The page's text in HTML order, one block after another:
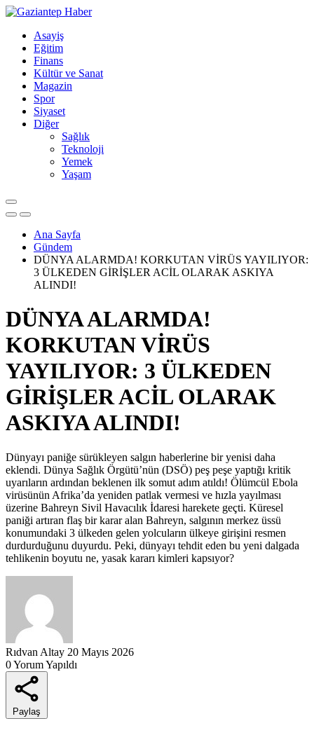
Asayiş
Eğitim
Finans
Kültür ve Sanat
Magazin
Spor
Siyaset
Diğer
Sağlık
Teknoloji
Yemek
Yaşam
Ana Sayfa
Gündem
DÜNYA ALARMDA! KORKUTAN VİRÜS YAYILIYOR:
3 ÜLKEDEN GİRİŞLER ACİL OLARAK ASKIYA
ALINDI!
DÜNYA ALARMDA!
KORKUTAN VİRÜS
YAYILIYOR: 3 ÜLKEDEN
GİRİŞLER ACİL OLARAK
ASKIYA ALINDI!
Dünyayı paniğe sürükleyen salgın haberlerine bir yenisi daha
eklendi. Dünya Sağlık Örgütü’nün (DSÖ) peş peşe yaptığı kritik
uyarıların ardından beklenen ilk somut adım atıldı! Ölümcül Ebola
virüsünün Afrika’da yeniden patlak vermesi ve hızla yayılması
üzerine Bahreyn Sivil Havacılık İdaresi harekete geçti. Küresel
paniği artıran flaş bir karar alan Bahreyn, salgının merkez üssü
konumundaki 3 ülkeden gelen yolcuların ülkeye girişini resmen
durdurduğunu duyurdu. Peki, dünyayı tehdit eden bu yeni dalgada
tehlikenin boyutu ne, yasak kararı kimleri kapsıyor?
Rıdvan Altay 20 Mayıs 2026
0 Yorum Yapıldı
Paylaş